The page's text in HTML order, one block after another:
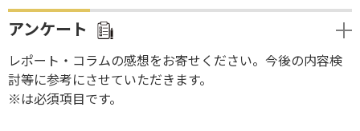
アンケート
レポート・コラムの感想をお寄せください。今後の内容検
討等に参考にさせていただきます。
※は必須項目です。